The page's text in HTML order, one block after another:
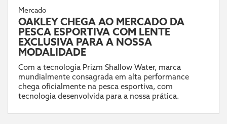
Mercado
OAKLEY CHEGA AO MERCADO DA
PESCA ESPORTIVA COM LENTE
EXCLUSIVA PARA A NOSSA
MODALIDADE
Com a tecnologia Prizm Shallow Water, marca
mundialmente consagrada em alta performance
chega oficialmente na pesca esportiva, com
tecnologia desenvolvida para a nossa prática.